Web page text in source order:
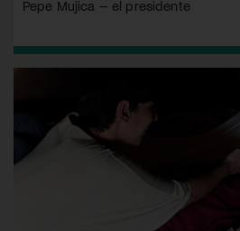
Pepe Mujica – el presidente